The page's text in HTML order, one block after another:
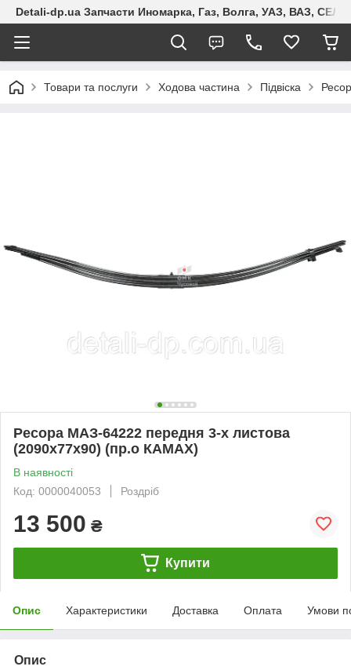
Detali-dp.ua Запчасти Иномарка, Газ, Волга, УАЗ, ВАЗ,
Товари та послуги Ходова частина Підвіска
Ресора МАЗ-64222 передня 3-х листова
(2090х77х90) (пр.о КАМАХ)
В наявності
Код: 0000040053
Роздріб
13 500 ₴
Купити
Опис Характеристики Доставка Оплата Умови
Опис